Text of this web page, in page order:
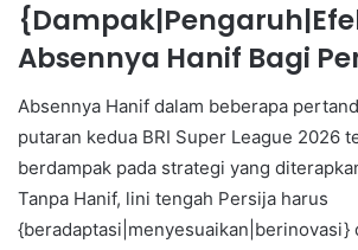
Absennya Hanif Bagi
Absennya Hanif dalam beberapa
putaran kedua BRI Super League 2026
berdampak pada strategi yang
Tanpa Hanif, lini tengah Persija harus
{beradaptasi|menyesuaikan|berinovasi}